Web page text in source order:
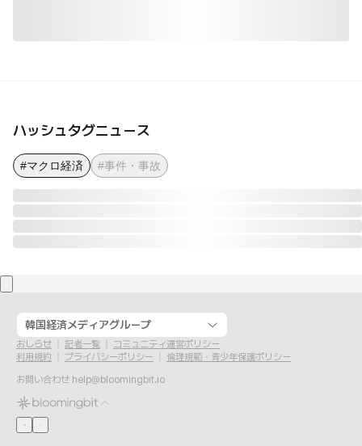
ハッシュタグニュース
#マクロ経済 #事件・事故
韓国経済メディアグループ
おしらせ 記者一覧
コミュニティ運営ポリシー
利用規約
プライバシーポリシー
倫理規範・青少年保護ポリシー
お問い合わせ help@bloomingbit.io